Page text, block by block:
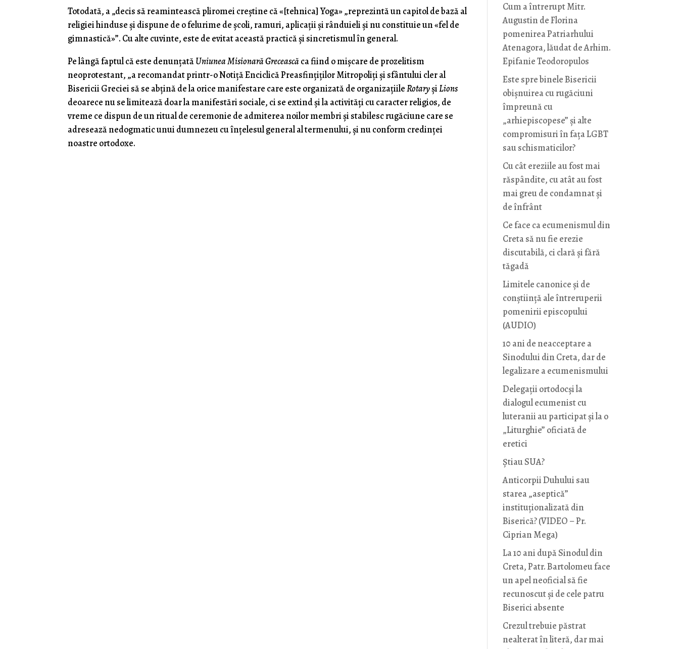
Totodată, a „decis să reamintească pliromei creștine că «[tehnica] Yoga» „reprezintă un capitol de bază al
religiei hinduse și dispune de o felurime de școli, ramuri, aplicații și rânduieli și nu constituie un «fel de
gimnastică»”. Cu alte cuvinte, este de evitat această practică și sincretismul în general.
Pe lângă faptul că este denunțatăUniunea Misionară Grecească ca fiind o mișcare de prozelitism
neoprotestant, „a recomandat printr-o Notiță Enciclică Preasfințiților Mitropoliți și sfântului cler al
Bisericii Greciei să se abțină de la orice manifestare care este organizată de organizațiileRotaryșiLions
deoarece nu se limitează doar la manifestări sociale, ci se extind și la activități cu caracter religios, de
vreme ce dispun de un ritual de ceremonie de admiterea noilor membri și stabilesc rugăciune care se
adresează nedogmatic unui dumnezeu cu înțelesul general al termenului, și nu conform credinței
noastre ortodoxe.
Cum a întrerupt Mitr.
Augustin de Florina
pomenirea Patriarhului
Atenagora, lăudat de Arhim.
Epifanie Teodoropulos
Este spre binele Bisericii
obișnuirea cu rugăciuni
împreună cu
„arhiepiscopese” și alte
compromisuri în fața LGBT
sau schismaticilor?
Cu cât ereziile au fost mai
răspândite, cu atât au fost
mai greu de condamnat și
de înfrânt
Ce face ca ecumenismul din
Creta să nu fie erezie
discutabilă, ci clară și fără
tăgadă
Limitele canonice și de
conștiință ale întreruperii
pomenirii episcopului
(AUDIO)
10 ani de neacceptare a
Sinodului din Creta, dar de
legalizare a ecumenismului
Delegații ortodocși la
dialogul ecumenist cu
luteranii au participat și la o
„Liturghie” oficiată de
eretici
Știau SUA?
Anticorpii Duhului sau
starea „aseptică”
instituționalizată din
Biserică? (VIDEO – Pr.
Ciprian Mega)
La 10 ani după Sinodul din
Creta, Patr. Bartolomeu face
un apel neoficial să fie
recunoscut și de cele patru
Biserici absente
Crezul trebuie păstrat
nealterat în literă, dar mai